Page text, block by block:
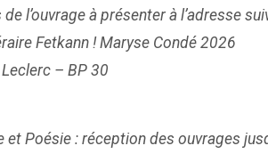
l’ouvrage à présenter à l’adresse
Fetkann ! Maryse Condé 2026
– BP 30
et Poésie : réception des ouvrages